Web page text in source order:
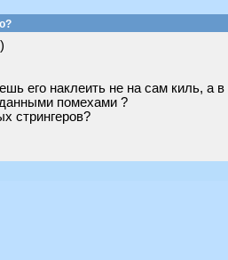
его наклеить не на сам киль, а
помехами ?
стрингеров?